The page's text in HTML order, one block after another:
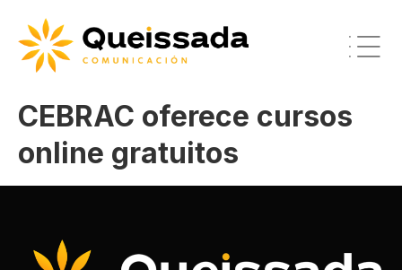
CEBRAC oferece cursos
online gratuitos